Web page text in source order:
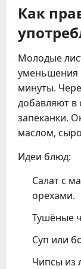
Как
Молодые
уменьшения
минуты.
добавляют в
запеканки.
маслом,
Идеи блюд:
Салат с
орехами.
Тушёные
Суп или
Чипсы из